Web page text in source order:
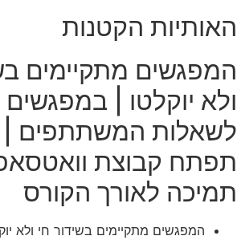
האותיות הקטנות
המפגשים מתקיימים
ולא יוקלטו | במפגשים
לשאלות המשתתפים |
תפתח קבוצת
תמיכה לאורך הקורס
המפגשים מתקיימים בשידור חי ולא